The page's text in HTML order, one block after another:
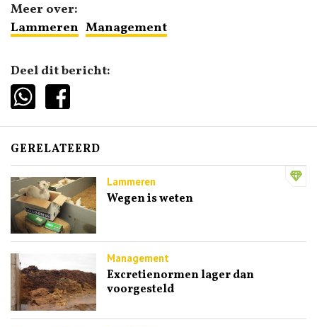
Meer over:
Lammeren Management
Deel dit bericht:
GERELATEERD
Lammeren
Wegen is weten
Management
Excretienormen lager dan
voorgesteld